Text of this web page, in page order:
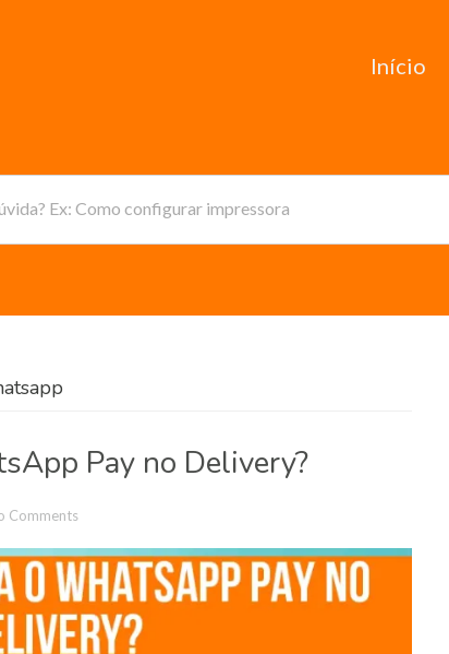
Início
Ex: Como configurar impressora
Pay no Delivery?
Comments